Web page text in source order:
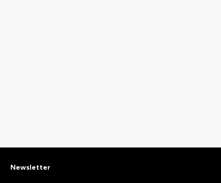
Newsletter